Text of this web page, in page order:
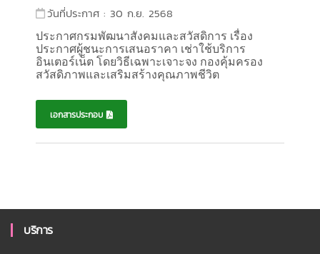
วันที่ประกาศ : 30 ก.ย. 2568
ประกาศกรมพัฒนาสังคมและสวัสดิการ เรื่อง
ประกาศผู้ชนะการเสนอราคา เช่าใช้บริการ
อินเตอร์เน็ต โดยวิธีเฉพาะเจาะจง กองคุ้มครอง
สวัสดิภาพและเสริมสร้างคุณภาพชีวิต
เอกสารประกอบ
บริการ